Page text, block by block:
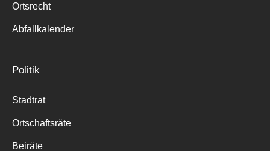
Ortsrecht
Abfallkalender
Politik
Stadtrat
Ortschaftsräte
Beiräte